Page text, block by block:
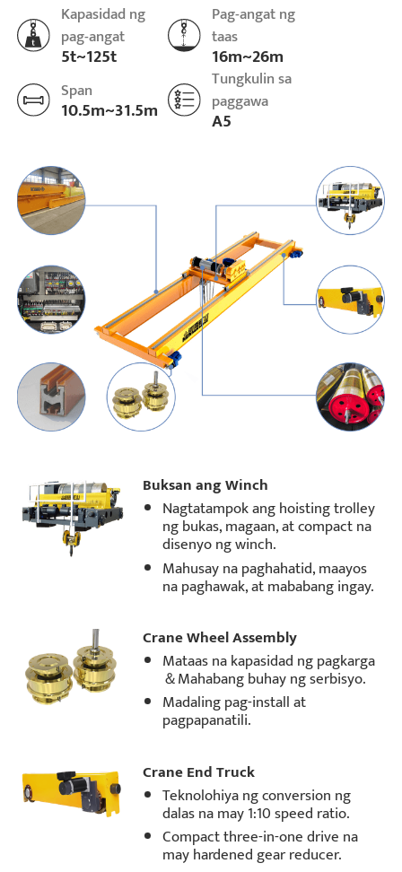
Kapasidad ng
pag-angat
5t~125t
Pag-angat ng
taas
16m~26m
Span
10.5m~31.5m
Tungkulin sa
paggawa
A5
Buksan ang Winch
Nagtatampok ang hoisting trolley
ng bukas, magaan, at compact na
disenyo ng winch.
Mahusay na paghahatid, maayos
na paghawak, at mababang ingay.
Crane Wheel Assembly
Mataas na kapasidad ng pagkarga
＆Mahabang buhay ng serbisyo.
Madaling pag-install at
pagpapanatili.
Crane End Truck
Teknolohiya ng conversion ng
dalas na may 1:10 speed ratio.
Compact three-in-one drive na
may hardened gear reducer.